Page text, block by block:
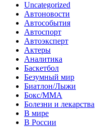
Uncategorized
Автоновости
Автособытия
Автоспорт
Автоэксперт
Актеры
Аналитика
Баскетбол
Безумный мир
Биатлон/Лыжи
Бокс/MMA
Болезни и лекарства
В мире
В России